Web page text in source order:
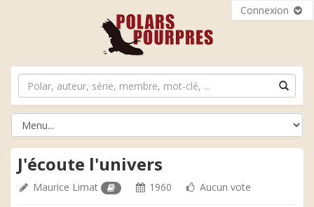
Connexion
J'écoute l'univers
Maurice Limat 1960 Aucun vote